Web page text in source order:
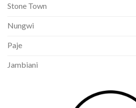
Stone Town
Nungwi
Paje
Jambiani